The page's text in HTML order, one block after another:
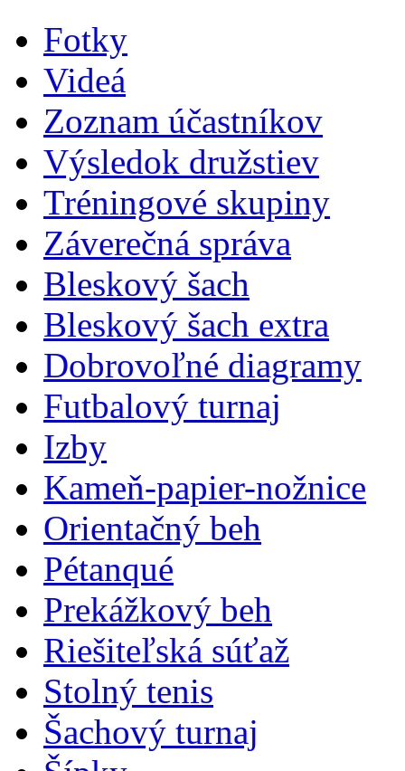
Fotky
Videá
Zoznam účastníkov
Výsledok družstiev
Tréningové skupiny
Záverečná správa
Bleskový šach
Bleskový šach extra
Dobrovoľné diagramy
Futbalový turnaj
Izby
Kameň-papier-nožnice
Orientačný beh
Pétanqué
Prekážkový beh
Riešiteľská súťaž
Stolný tenis
Šachový turnaj